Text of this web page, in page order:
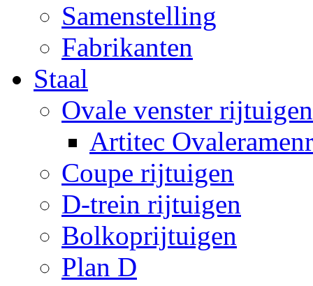
Samenstelling
Fabrikanten
Staal
Ovale venster rijtuigen
Artitec
Coupe rijtuigen
D-trein rijtuigen
Bolkoprijtuigen
Plan D